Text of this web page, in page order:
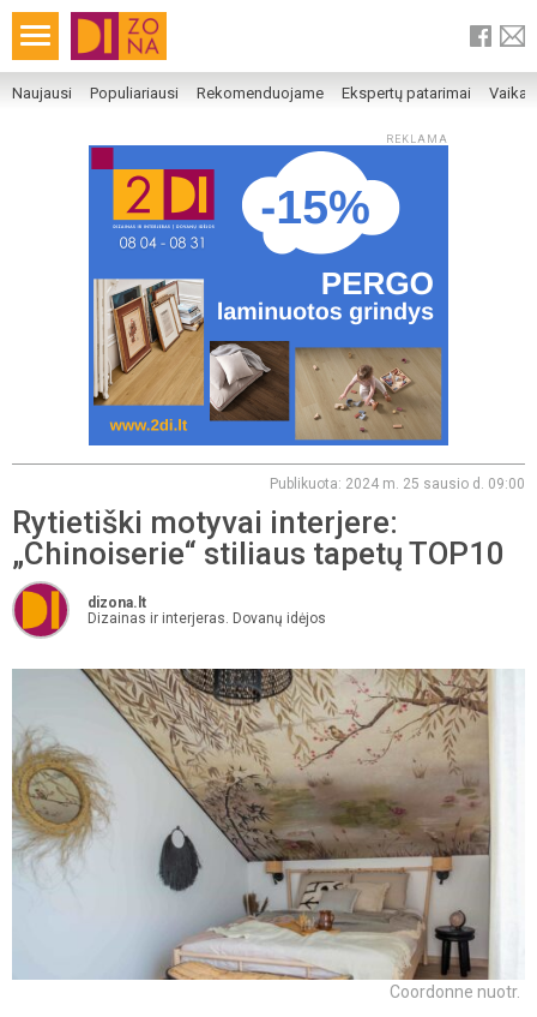
Naujausi Populiariausi Rekomenduojame Ekspertų patarimai
REKLAMA
Publikuota: 2024 m. 25 sausio d. 09:00
Rytietiški motyvai interjere:
„Chinoiserie“ stiliaus tapetų TOP10
dizona.lt
Dizainas ir interjeras. Dovanų idėjos
Coordonne nuotr.